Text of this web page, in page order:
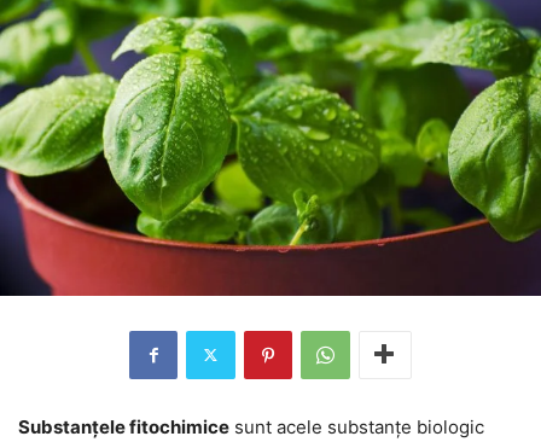
Substanțele fitochimice sunt acele substanțe biologic